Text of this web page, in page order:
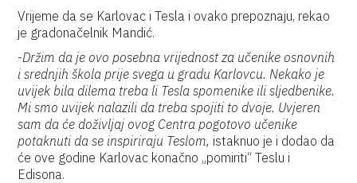
Vrijeme da se Karlovac i Tesla i ovako prepoznaju, rekao
je gradonačelnik Mandić.
-Držim da je ovo posebna vrijednost za učenike osnovnih
i srednjih škola prije svega u gradu Karlovcu. Nekako je
uvijek bila dilema treba li Tesla spomenike ili sljedbenike.
Mi smo uvijek nalazili da treba spojiti to dvoje. Uvjeren
sam da će doživljaj ovog Centra pogotovo učenike
potaknuti da se inspiriraju Teslom, istaknuo je i dodao da
će ove godine Karlovac konačno „pomiriti“ Teslu i
Edisona.